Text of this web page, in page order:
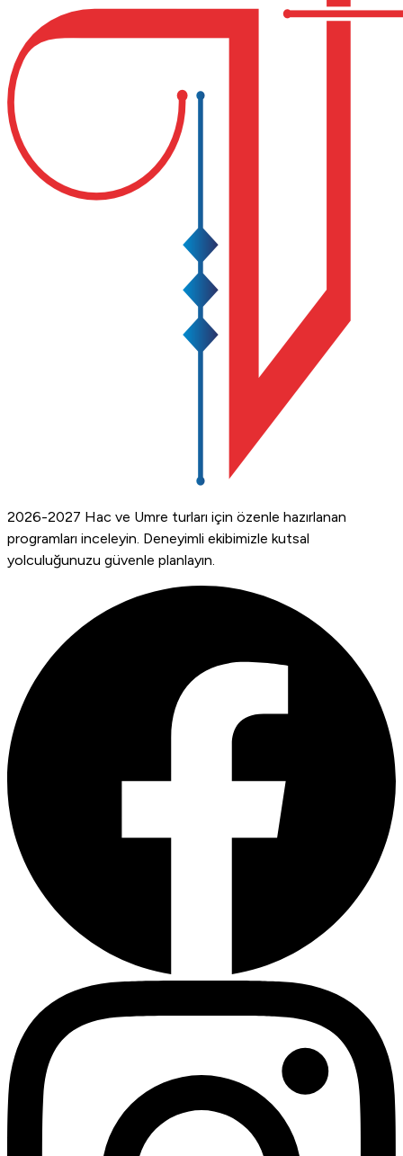
2026-2027 Hac ve Umre turları için özenle hazırlanan
programları inceleyin. Deneyimli ekibimizle kutsal
yolculuğunuzu güvenle planlayın.